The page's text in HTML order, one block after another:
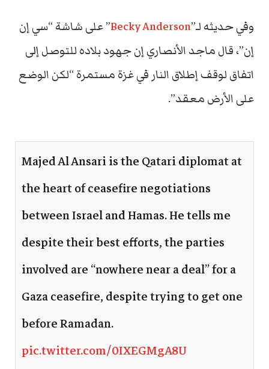
وفي حديثه لـ”Becky Anderson” على شاشة “سي إن
إن”، قال ماجد الأنصاري إن جهود بلاده للتوصل إلى
اتفاق لوقف إطلاق النار في غزة مستمرة “لكن الوضع
على الأرض معقد”.
Majed Al Ansari is the Qatari diplomat at
the heart of ceasefire negotiations
between Israel and Hamas. He tells me
despite their best efforts, the parties
involved are “nowhere near a deal” for a
Gaza ceasefire, despite trying to get one
before Ramadan.
pic.twitter.com/0IXEGMgA8U